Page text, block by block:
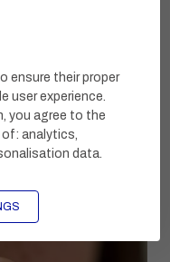
ensure their proper
user experience.
you agree to the
of:analytics,
data.